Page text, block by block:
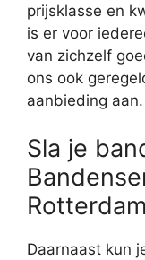
prijsklasse en
is er voor
van zichzelf
ons ook
aanbieding aan.
Sla je
Rotterdam
Daarnaast kun